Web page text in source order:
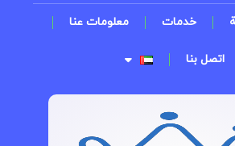
خدمات معلومات عنا
اتصل بنا